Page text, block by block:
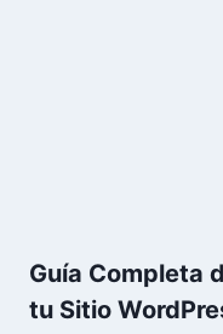
Guía Completa
tu Sitio